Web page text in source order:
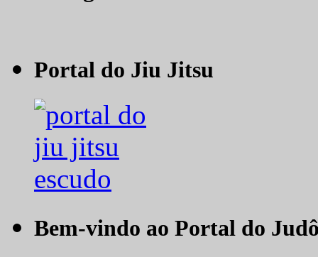
Portal do Jiu Jitsu
Bem-vindo ao Portal do